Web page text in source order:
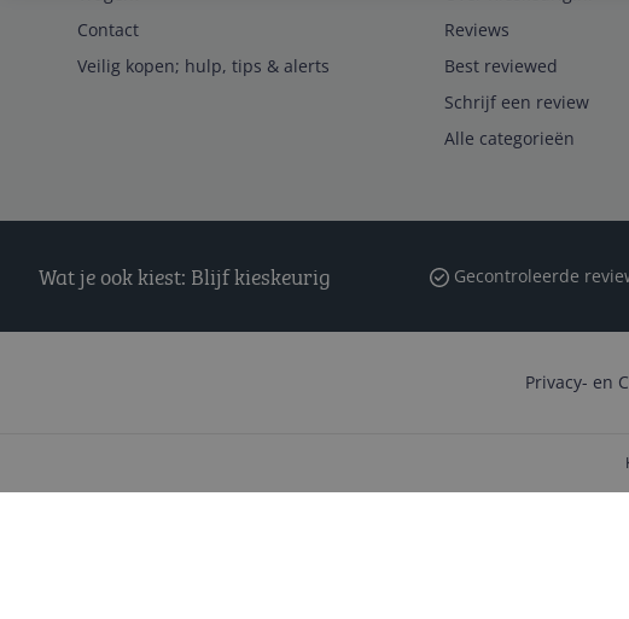
Contact
Veilig kopen; hulp, tips & alerts
Reviews
Best reviewed
Schrijf een review
Alle categorieën
Wat je ook kiest: Blijf kieskeurig Gecontroleerde
Privacy- en